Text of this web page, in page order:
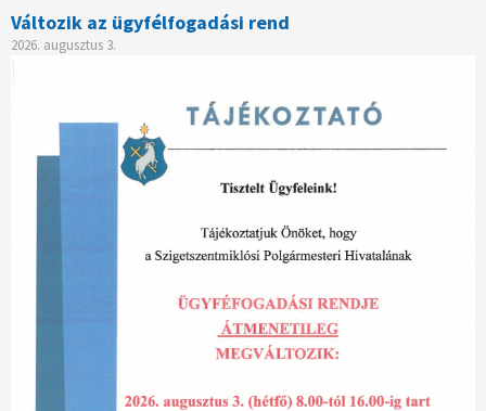
Változik az ügyfélfogadási rend
2026. augusztus 3.